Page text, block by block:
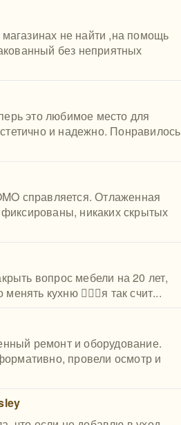
магазинах не найти ,на помощь
без неприятных
это любимое место для
и надежно. Понравилось
справляется. Отлаженная
никаких скрытых
вопрос мебели на 20 лет,
кухню 🤷🏻‍♀️я так счит...
ремонт и оборудование.
провели осмотр и